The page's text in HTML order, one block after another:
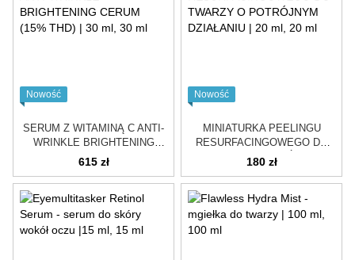
Nowość
SERUM Z WITAMINĄ C ANTI-
WRINKLE BRIGHTENING
CERUM (15% THD) | 30 ml
615 zł
Nowość
MINIATURKA PEELINGU
RESURFACINGOWEGO DO
TWARZY O POTRÓJNYM
180 zł